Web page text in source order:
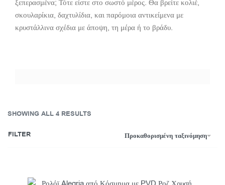
ξεπερασμένα; Τότε είστε στο σωστό μέρος. Θα βρείτε κολιέ,
σκουλαρίκια, δαχτυλίδια, και παρόμοια αντικείμενα με
κρυστάλλινα σχέδια με άποψη, τη μέρα ή το βράδυ.
SHOWING ALL 4 RESULTS
Προκαθορισμένη ταξινόμηση
FILTER